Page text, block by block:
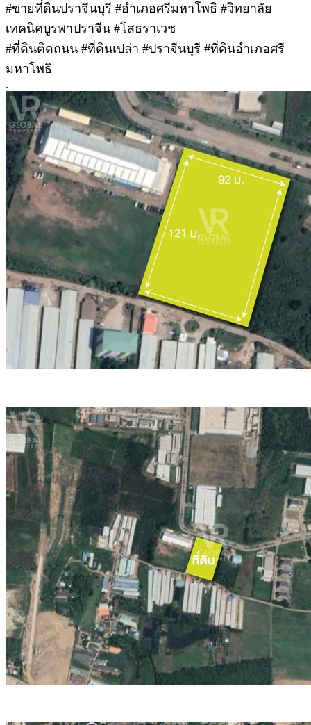
#ขายที่ดินปราจีนบุรี #อำเภอศรีมหาโพธิ #วิทยาลัย
เทคนิคบูรพาปราจีน #โสธราเวช
#ที่ดินติดถนน #ที่ดินเปล่า #ปราจีนบุรี #ที่ดินอำเภอศรี
มหาโพธิ
.